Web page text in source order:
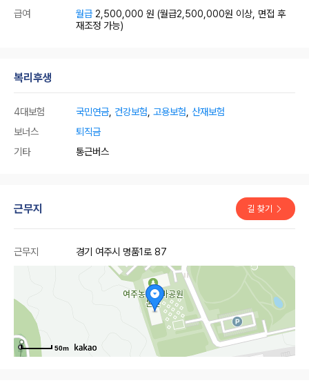
급여
월급 2,500,000 원 (월급2,500,000원 이상, 면접 후
재조정 가능)
복리후생
4대보험 국민연금 건강보험 고용보험 산재보험
보너스
퇴직금
기타
통근버스
근무지 길 찾기
근무지 경기 여주시 명품1로 87
50m